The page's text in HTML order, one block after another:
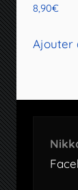
8,90€
Ajouter